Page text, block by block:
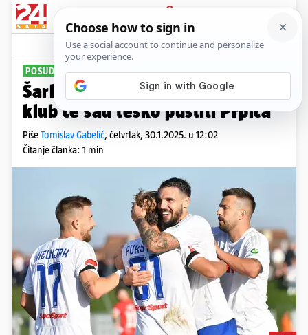
PRIJAVA
Sport Komentari
POSUDBA
Šarlija se oprostio od Hajduka,
klub će sad teško pustiti Prpića
PišeTomislav Gabelić, četvrtak, 30.1.2025. u 12:02
Čitanje članka: 1 min